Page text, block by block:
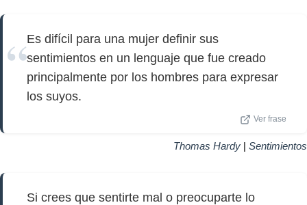
Es difícil para una mujer definir sus
sentimientos en un lenguaje que fue creado
principalmente por los hombres para expresar
los suyos.
Ver frase
Thomas Hardy | Sentimientos
Si crees que sentirte mal o preocuparte lo